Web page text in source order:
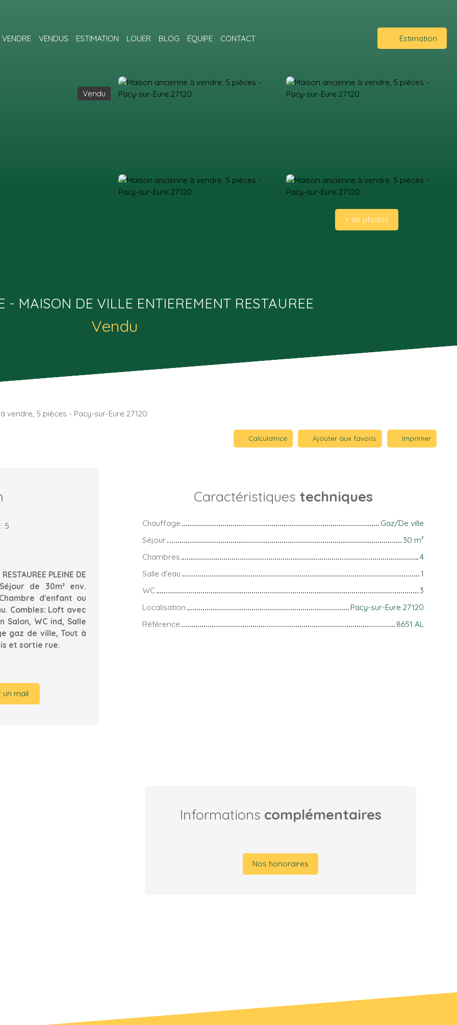
VENDRE VENDUS ESTIMATION LOUER BLOG ÉQUIPE CONTACT Estimation
Vendu
+ de photos
- MAISON DE VILLE ENTIEREMENT RESTAUREE
Vendu
vendre, 5 pièces - Pacy-sur-Eure 27120
Calculatrice Ajouter aux favoris Imprimer
: 5
PLEINE DE
de 30m² env.
d'enfant ou
Combles: Loft avec
Salon, WC ind, Salle
gaz de ville, Tout à
et sortie rue.
un mail
Caractéristiques techniques
Chauffage
Gaz/De ville
Séjour
30 m²
Chambres
4
Salle d'eau
1
WC
3
Localisation
Pacy-sur-Eure 27120
Référence
8651 AL
Informations complémentaires
Nos honoraires